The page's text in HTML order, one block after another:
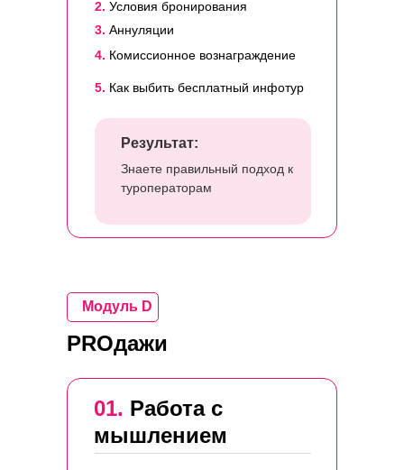
2. Условия бронирования
3. Аннуляции
Результат:
Знаете правильный подход к
туроператорам
4. Комиссионное вознаграждение
5. Как выбить бесплатный инфотур
Модуль D
PROдажи
01. Работа с
мышлением